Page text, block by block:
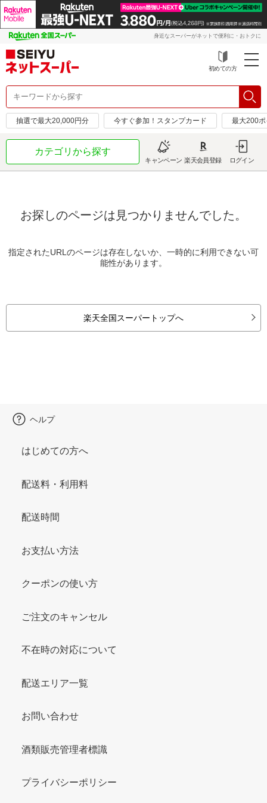
身近なスーパーがネットで便利に・おトクに
初めての方
抽選で最大20,000円分 今すぐ参加！スタンプカード 最大200
カテゴリから探す
キャンペーン 楽天会員登録 ログイン
お探しのページは見つかりませんでした。
指定されたURLのページは存在しないか、一時的に利用できない可
能性があります。
楽天全国スーパートップへ
ヘルプ
はじめての方へ
配送料・利用料
配送時間
お支払い方法
クーポンの使い方
ご注文のキャンセル
不在時の対応について
配送エリア一覧
お問い合わせ
酒類販売管理者標識
プライバシーポリシー